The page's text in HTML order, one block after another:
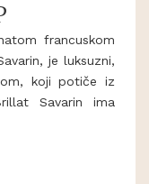
francuskom
je luksuzni,
koji potiče iz
Savarin ima